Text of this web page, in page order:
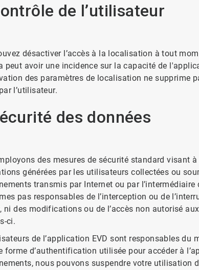
de l’utilisateur
désactiver l’accès à la localisation à tout
peut avoir une incidence sur la capacité de
des paramètres de localisation ne supprime
l’utilisateur.
des données
des mesures de sécurité standard visant
générées par les utilisateurs collectées ou
transmis par Internet ou par
pas responsables de l’interception ou de
ni des modifications ou de l’accès non autorisé
ci.
de l’application EVD sont responsables
forme d’authentification utilisée pour accéder à
nous pouvons suspendre votre utilisation